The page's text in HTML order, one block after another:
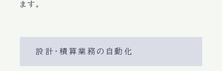
ます。
設計・積算業務の自動化